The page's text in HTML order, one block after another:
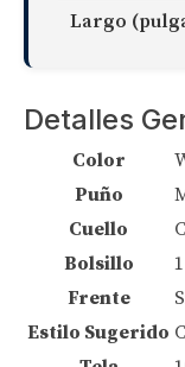
Largo
Detalles
Color
Puño
Cuello
Bolsillo
Frente
Estilo Sugerido